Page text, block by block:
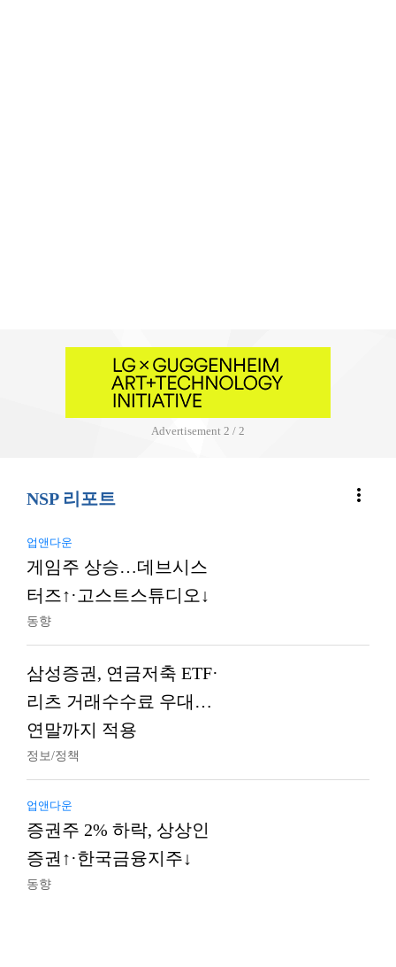
Advertisement 2 / 2
NSP 리포트 more_vert
업앤다운
게임주 상승…데브시스
터즈↑·고스트스튜디오↓
동향
삼성증권, 연금저축 ETF·
리츠 거래수수료 우대…
연말까지 적용
정보/정책
업앤다운
증권주 2% 하락, 상상인
증권↑·한국금융지주↓
동향